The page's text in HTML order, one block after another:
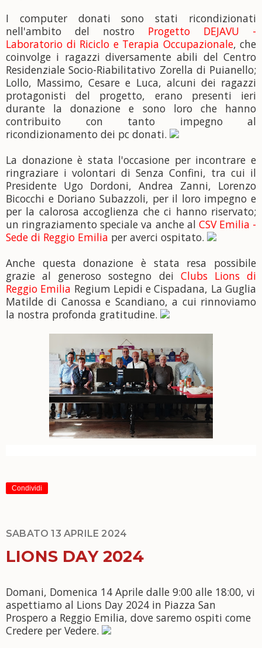
I computer donati sono stati ricondizionati
nell'ambito del nostro Progetto DEJAVU -
Laboratorio di Riciclo e Terapia Occupazionale, che
coinvolge i ragazzi diversamente abili del Centro
Residenziale Socio-Riabilitativo Zorella di Puianello;
Lollo, Massimo, Cesare e Luca, alcuni dei ragazzi
protagonisti del progetto, erano presenti ieri
durante la donazione e sono loro che hanno
contribuito con tanto impegno al
ricondizionamento dei pc donati.
La donazione è stata l'occasione per incontrare e
ringraziare i volontari di Senza Confini, tra cui il
Presidente Ugo Dordoni, Andrea Zanni, Lorenzo
Bicocchi e Doriano Subazzoli, per il loro impegno e
per la calorosa accoglienza che ci hanno riservato;
un ringraziamento speciale va anche al CSV Emilia -
Sede di Reggio Emilia per averci ospitato.
Anche questa donazione è stata resa possibile
grazie al generoso sostegno dei Clubs Lions di
Reggio Emilia Regium Lepidi e Cispadana, La Guglia
Matilde di Canossa e Scandiano, a cui rinnoviamo
la nostra profonda gratitudine.
Condividi
SABATO 13 APRILE 2024
LIONS DAY 2024
Domani, Domenica 14 Aprile dalle 9:00 alle 18:00, vi
aspettiamo al Lions Day 2024 in Piazza San
Prospero a Reggio Emilia, dove saremo ospiti come
Credere per Vedere.